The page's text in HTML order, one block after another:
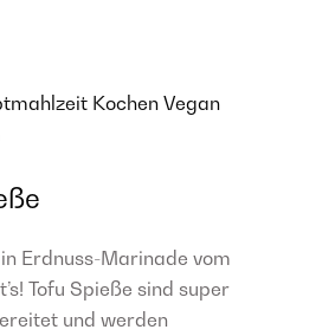
Kochen Vegan
Erdnuss-Marinade vom
Tofu Spieße sind super
und werden